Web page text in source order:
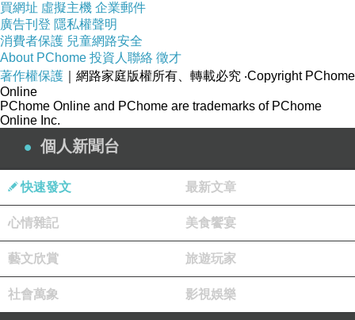
相當懷念日本，直到現在，全球與台灣人感情最
好的還是日本人，之所以有這種變化，是有中國
國民黨政權當對照組。
（作者為中山大學退休教授、台灣安全促進會會
長）
http://mypaper.pchome.com.tw/news/mhchen0201
買網址 虛擬主機 企業郵件
廣告刊登 隱私權聲明
消費者保護 兒童網路安全
About PChome 投資人聯絡 徵才
著作權保護 ｜網路家庭版權所有、轉載必究 ‧Copyright PChome
Online
PChome Online and PChome are trademarks of PChome
Online Inc.
個人新聞台
快速發文 最新文章
心情雜記 美食饗宴
藝文欣賞 旅遊玩家
社會萬象 影視娛樂